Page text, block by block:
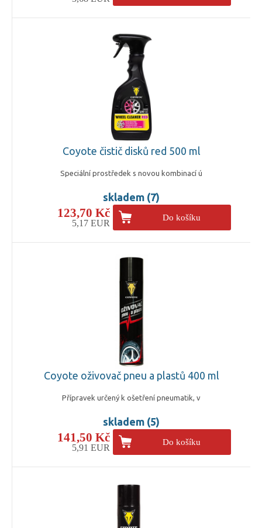
Coyote čistič disků red 500 ml
Speciální prostředek s novou kombinací ú
skladem (7)
123,70 Kč
5,17 EUR
Do košíku
Coyote oživovač pneu a plastů 400 ml
Přípravek určený k ošetření pneumatik, v
skladem (5)
141,50 Kč
5,91 EUR
Do košíku